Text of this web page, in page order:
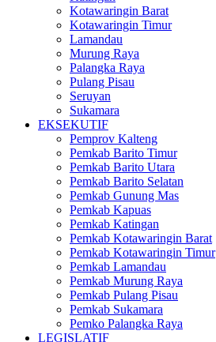
Kotawaringin Barat
Kotawaringin Timur
Lamandau
Murung Raya
Palangka Raya
Pulang Pisau
Seruyan
Sukamara
EKSEKUTIF
Pemprov Kalteng
Pemkab Barito Timur
Pemkab Barito Utara
Pemkab Barito Selatan
Pemkab Gunung Mas
Pemkab Kapuas
Pemkab Katingan
Pemkab Kotawaringin Barat
Pemkab Kotawaringin Timur
Pemkab Lamandau
Pemkab Murung Raya
Pemkab Pulang Pisau
Pemkab Sukamara
Pemko Palangka Raya
LEGISLATIF